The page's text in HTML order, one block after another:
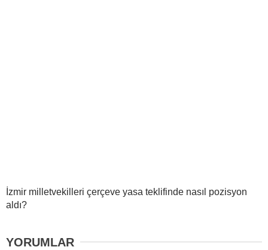
İzmir milletvekilleri çerçeve yasa teklifinde nasıl pozisyon
aldı?
YORUMLAR